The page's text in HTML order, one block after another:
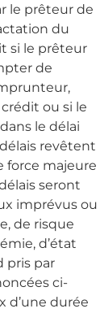
le prêteur de
du
si le prêteur
de
ou si le
le délai
revêtent
force majeure
seront
imprévus ou
de risque
d’état
pris par
ci-
d’une durée